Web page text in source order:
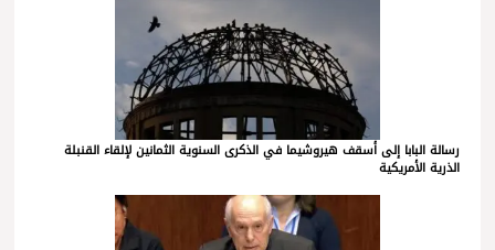
رسالة البابا إلى أسقف هيروشيما في الذكرى السنوية الثمانين لإلقاء القنبلة
الذرية الأمريكية